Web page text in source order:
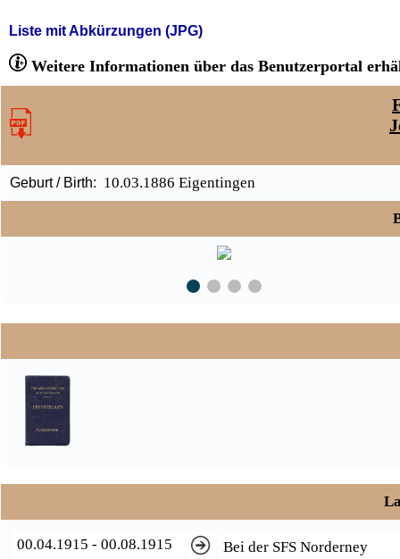
Liste mit Abkürzungen (JPG)
Weitere Informationen über das Benutzerportal
Geburt / Birth: 10.03.1886 Eigentingen
00.04.1915 - 00.08.1915
Bei der SFS Norderney